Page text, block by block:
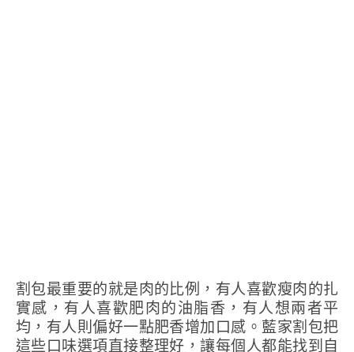
割包最重要的就是肉的比例，有人喜歡瘦肉的扎
實感，有人喜歡肥肉的油脂香，有人想兩者平
均，有人則偏好一點肥香增加口感。藍家割包把
這些口味選項直接整理好，讓每個人都能找到自